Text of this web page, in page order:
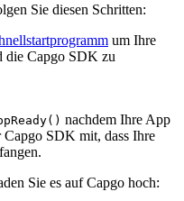
Sie diesen Schritten:
um Ihre
die Capgo SDK zu
nachdem Ihre App
SDK mit, dass Ihre
Sie es auf Capgo hoch: